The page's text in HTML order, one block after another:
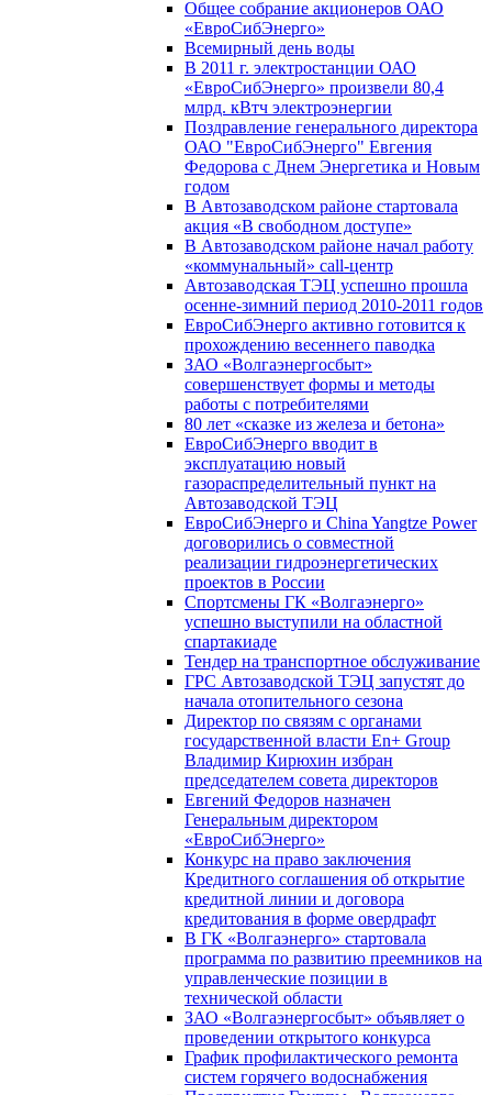
Общее собрание акционеров ОАО
«ЕвроСибЭнерго»
Всемирный день воды
В 2011 г. электростанции ОАО
«ЕвроСибЭнерго» произвели 80,4
млрд. кВтч электроэнергии
Поздравление генерального директора
ОАО "ЕвроСибЭнерго" Евгения
Федорова с Днем Энергетика и Новым
годом
В Автозаводском районе стартовала
акция «В свободном доступе»
В Автозаводском районе начал работу
«коммунальный» call-центр
Автозаводская ТЭЦ успешно прошла
осенне-зимний период 2010-2011 годов
ЕвроСибЭнерго активно готовится к
прохождению весеннего паводка
ЗАО «Волгаэнергосбыт»
совершенствует формы и методы
работы с потребителями
80 лет «сказке из железа и бетона»
ЕвроСибЭнерго вводит в
эксплуатацию новый
газораспределительный пункт на
Автозаводской ТЭЦ
ЕвроСибЭнерго и China Yangtze Power
договорились о совместной
реализации гидроэнергетических
проектов в России
Спортсмены ГК «Волгаэнерго»
успешно выступили на областной
спартакиаде
Тендер на транспортное обслуживание
ГРС Автозаводской ТЭЦ запустят до
начала отопительного сезона
Директор по связям с органами
государственной власти En+ Group
Владимир Кирюхин избран
председателем совета директоров
Евгений Федоров назначен
Генеральным директором
«ЕвроСибЭнерго»
Конкурс на право заключения
Кредитного соглашения об открытие
кредитной линии и договора
кредитования в форме овердрафт
В ГК «Волгаэнерго» стартовала
программа по развитию преемников на
управленческие позиции в
технической области
ЗАО «Волгаэнергосбыт» объявляет о
проведении открытого конкурса
График профилактического ремонта
систем горячего водоснабжения